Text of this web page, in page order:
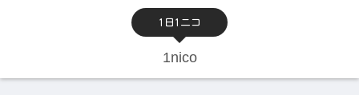
1日1ニコ
1nico